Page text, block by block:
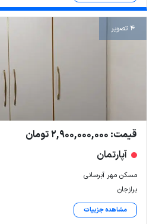
4 تصویر
قیمت: 2,900,000,000 تومان
آپارتمان
مسکن مهر آبرسانی
برازجان
مشاهده جزییات